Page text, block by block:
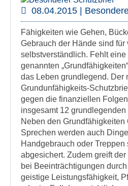
08.04.2015 |
Fähigkeiten wie Gehen,
Gebrauch der Hände sind für
selbstverständlich. Fehlt eine
genannten
das Leben grundlegend. Der
Grundunfähigkeits-
gegen die finanziellen
insgesamt 12
Neben den Grundfähigkeiten
Sprechen werden auch
Handgebrauch oder Treppen
abgesichert. Zudem greift
bei Beeinträchtigungen
geistige Leistungsfähigkeit,